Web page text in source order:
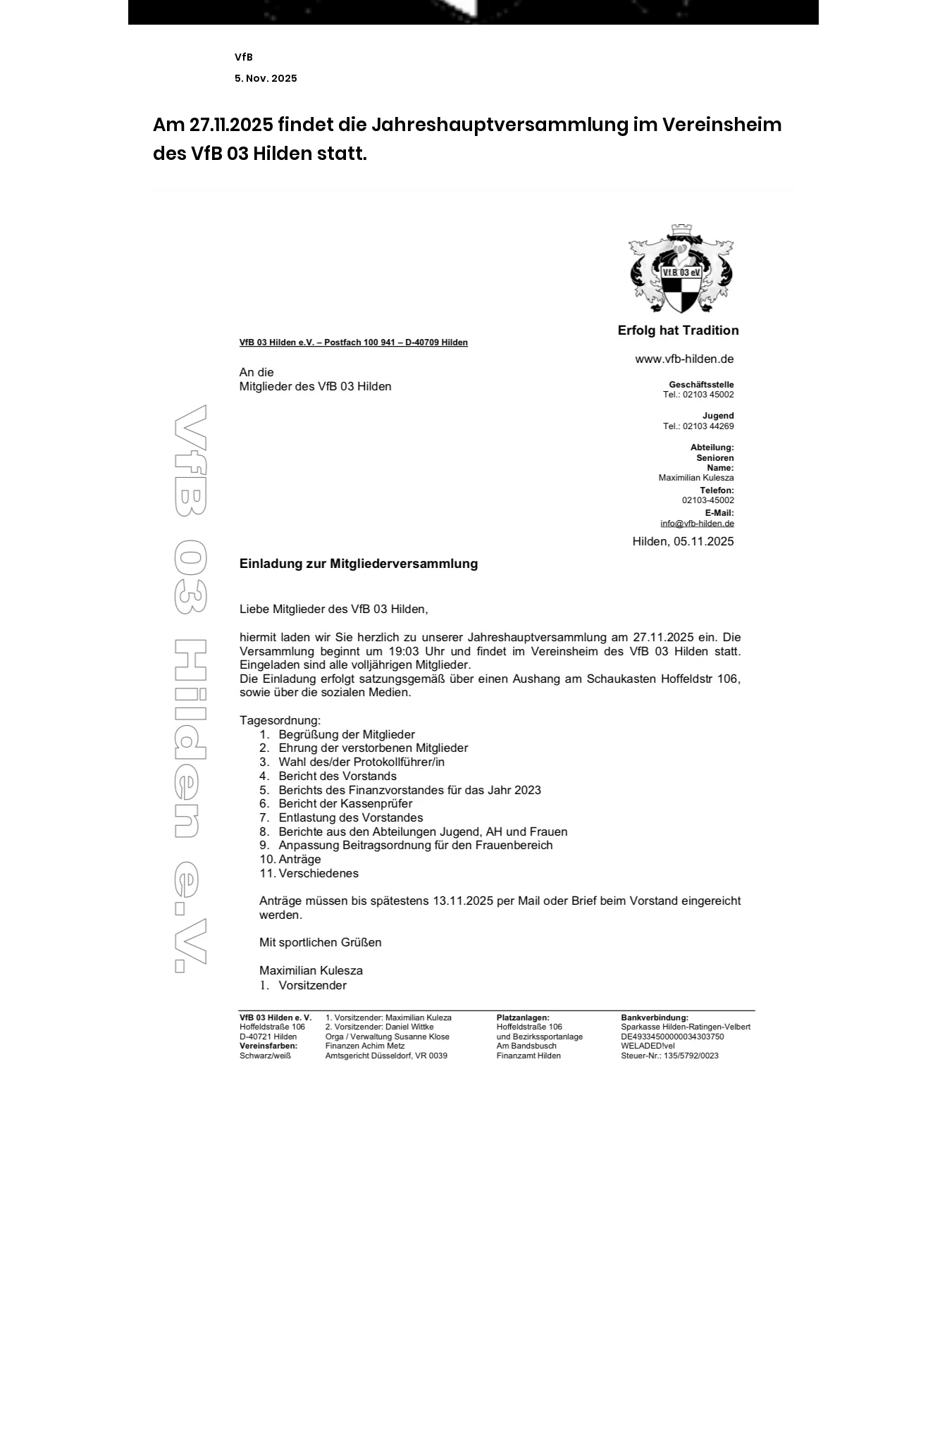
VfB
5. Nov. 2025
Am 27.11.2025 findet die Jahreshauptversammlung im Vereinsheim
des VfB 03 Hilden statt.